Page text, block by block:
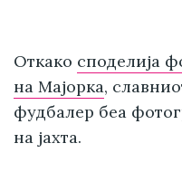
Откако споделија
на Мајорка,
фудбалер беа
на јахта.